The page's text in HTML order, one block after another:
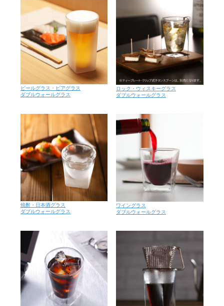
ビールグラス・ビアグラス
ダブルウォールグラス
ロック・ウィスキーグラス
ダブルウォールグラス
焼酎・日本酒グラス
ダブルウォールグラス
ワイングラス
ダブルウォールグラス